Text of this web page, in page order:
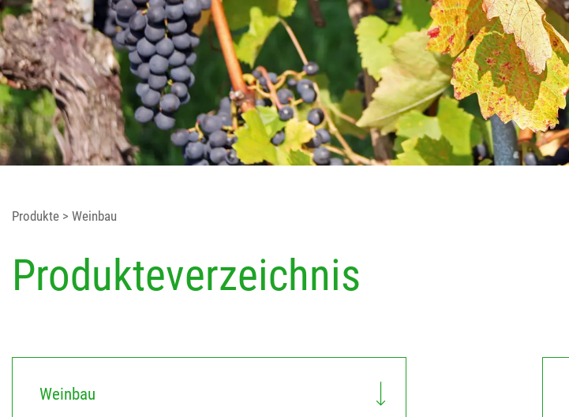
Produkte > Weinbau
Produkteverzeichnis
Weinbau